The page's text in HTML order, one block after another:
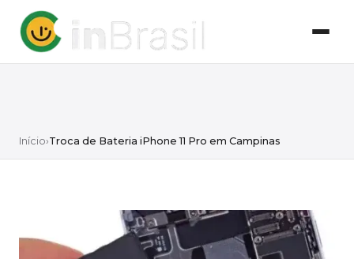
Início›Troca de Bateria iPhone 11 Pro em Campinas